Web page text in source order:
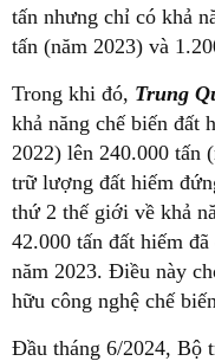
tấn nhưng chỉ có khả
tấn (năm 2023) và
Trong khi đó, Trung
khả năng chế biến đất
2022) lên 240.000 tấn
trữ lượng đất hiếm
thứ 2 thế giới về khả
42.000 tấn đất hiếm
năm 2023. Điều này
hữu công nghệ chế
Đầu tháng 6/2024, Bộ